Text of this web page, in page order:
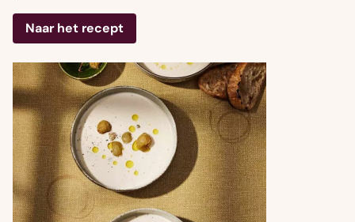
Naar het recept